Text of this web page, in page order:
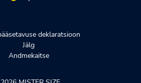
deklaratsioon
Jälg
Andmekaitse